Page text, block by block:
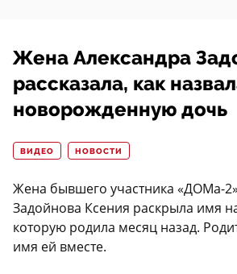
Жена Александра
рассказала, как
новорожденную дочь
ВИДЕО НОВОСТИ
Жена бывшего участника «ДОМа-
Задойнова Ксения раскрыла имя
которую родила месяц назад.
имя ей вместе.